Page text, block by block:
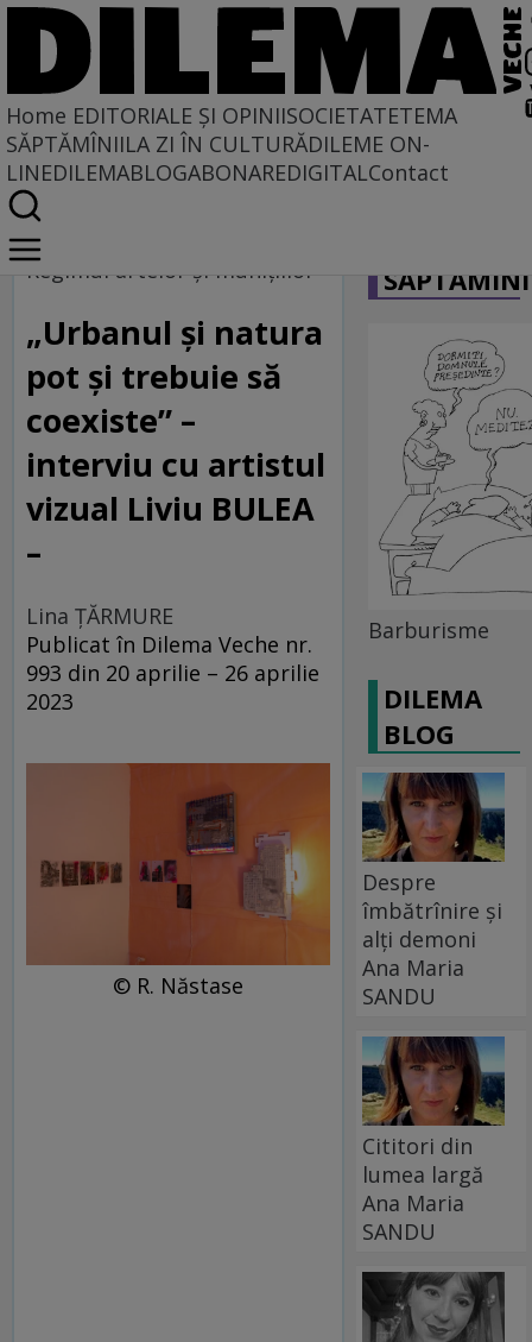
Home EDITORIALE ȘI OPINIISOCIETATETEMA
SĂPTĂMÎNIILA ZI ÎN CULTURĂDILEME ON-
LINEDILEMABLOGABONAREDIGITALContact
Home
Regimul artelor și munițiilor
Regimul artelor și munițiilor
„Urbanul și natura
pot și trebuie să
coexiste” –
interviu cu artistul
vizual Liviu BULEA
–
Lina ȚĂRMURE
Publicat în Dilema Veche nr.
993 din 20 aprilie – 26 aprilie
2023
© R. Năstase
Barburisme
DILEMA
BLOG
Despre
îmbătrînire și
alți demoni
Ana Maria
SANDU
Cititori din
lumea largă
Ana Maria
SANDU